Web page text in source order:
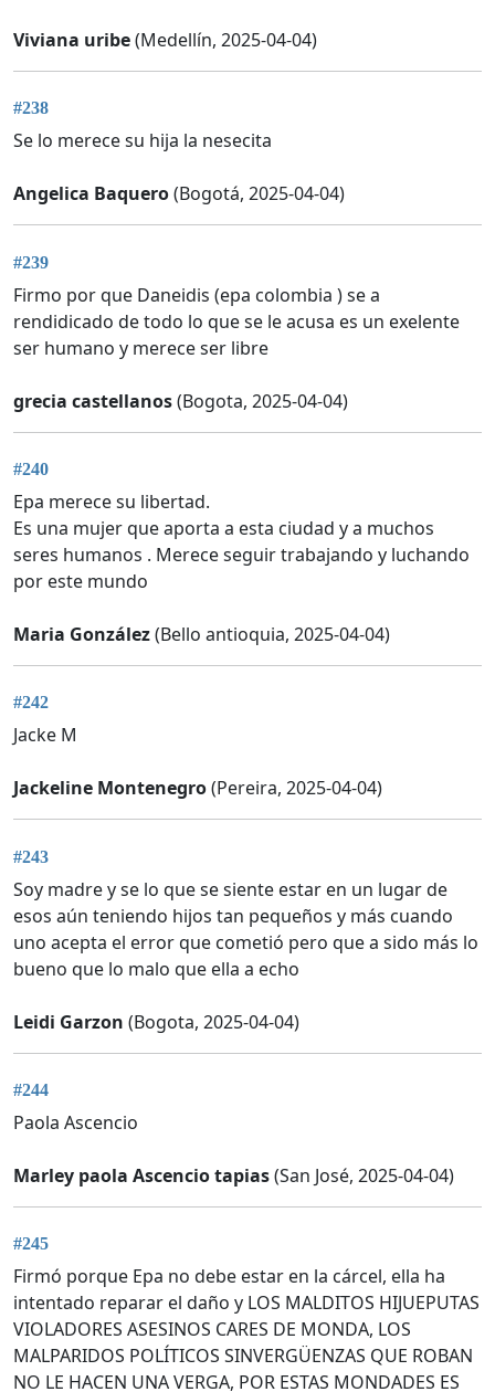
Viviana uribe(Medellín, 2025-04-04)
#238
Se lo merece su hija la nesecita
Angelica Baquero(Bogotá, 2025-04-04)
#239
Firmo por que Daneidis (epa colombia ) se a
rendidicado de todo lo que se le acusa es un exelente
ser humano y merece ser libre
grecia castellanos(Bogota, 2025-04-04)
#240
Epa merece su libertad.
Es una mujer que aporta a esta ciudad y a muchos
seres humanos . Merece seguir trabajando y luchando
por este mundo
Maria González(Bello antioquia, 2025-04-04)
#242
Jacke M
Jackeline Montenegro(Pereira, 2025-04-04)
#243
Soy madre y se lo que se siente estar en un lugar de
esos aún teniendo hijos tan pequeños y más cuando
uno acepta el error que cometió pero que a sido más lo
bueno que lo malo que ella a echo
Leidi Garzon (Bogota, 2025-04-04)
#244
Paola Ascencio
Marley paola Ascencio tapias(San José, 2025-04-04)
#245
Firmó porque Epa no debe estar en la cárcel, ella ha
intentado reparar el daño y LOS MALDITOS HIJUEPUTAS
VIOLADORES ASESINOS CARES DE MONDA, LOS
MALPARIDOS POLÍTICOS SINVERGÜENZAS QUE ROBAN
NO LE HACEN UNA VERGA, POR ESTAS MONDADES ES